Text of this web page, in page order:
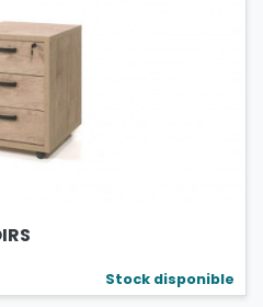
Stock disponible